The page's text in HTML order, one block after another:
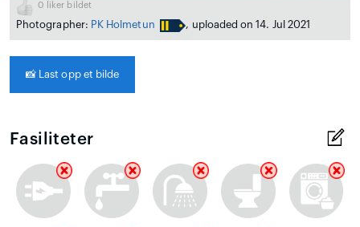
0 liker bildet
Photographer: PK Holmetun , uploaded on 14. Jul 2021
📸 Last opp et bilde
Fasiliteter